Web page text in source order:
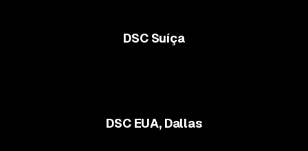
DSC Suíça
DSC EUA, Dallas